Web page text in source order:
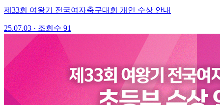
제33회 여왕기 전국여자축구대회 개인 수상 안내
25.07.03 · 조회수 91